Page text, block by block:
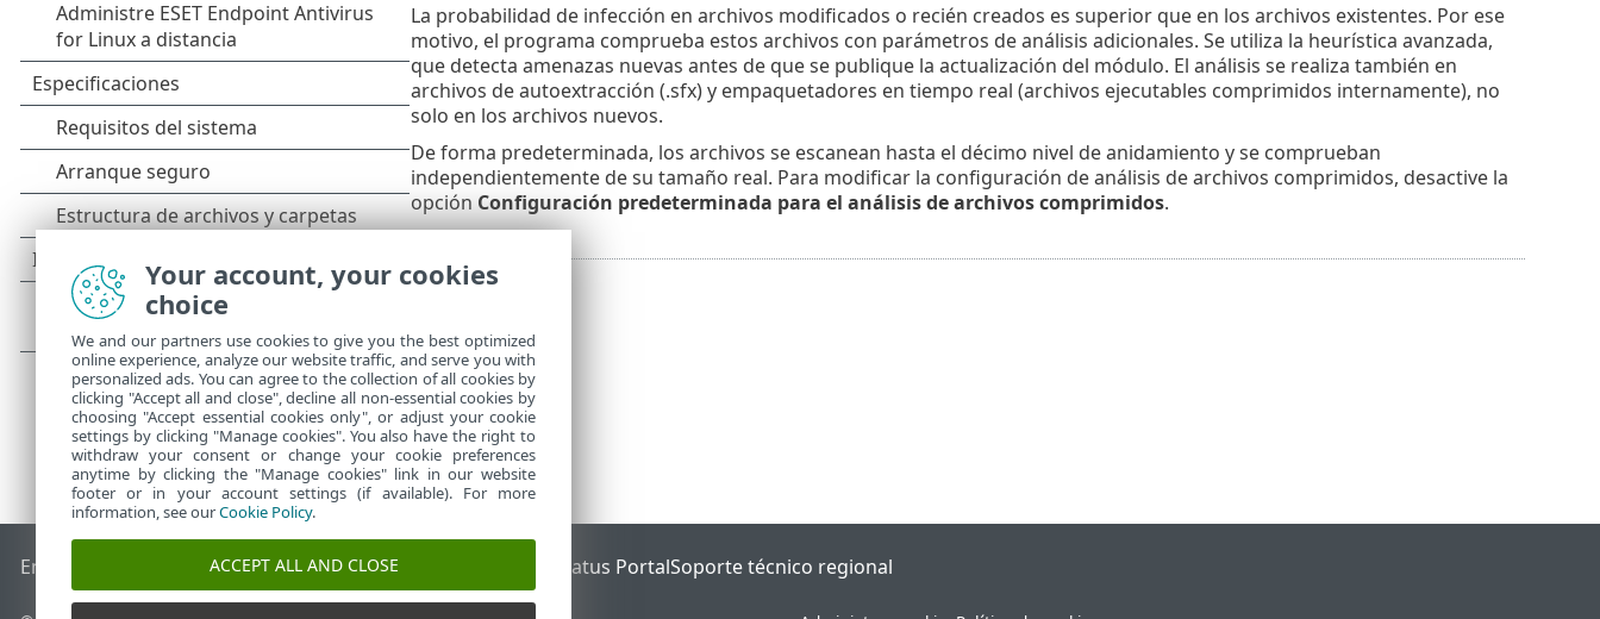
La probabilidad de infección en archivos modificados o recién creados es superior que en los archivos existentes. Por ese
motivo, el programa comprueba estos archivos con parámetros de análisis adicionales. Se utiliza la heurística avanzada,
que detecta amenazas nuevas antes de que se publique la actualización del módulo. El análisis se realiza también en
archivos de autoextracción (.sfx) y empaquetadores en tiempo real (archivos ejecutables comprimidos internamente), no
solo en los archivos nuevos.
De forma predeterminada, los archivos se escanean hasta el décimo nivel de anidamiento y se comprueban
independientemente de su tamaño real. Para modificar la configuración de análisis de archivos comprimidos, desactive la
opción Configuración predeterminada para el análisis de archivos comprimidos.
End of Life Base de conocimiento de ESETForo de ESET ESET Status PortalSoporte técnico regional
Your account, your cookies
choice
We and our partners use cookies to give you the best optimized
online experience, analyze our website traffic, and serve you with
personalized ads. You can agree to the collection of all cookies by
clicking "Accept all and close", decline all non-essential cookies by
choosing "Accept essential cookies only", or adjust your cookie
settings by clicking "Manage cookies". You also have the right to
withdraw your consent or change your cookie preferences
anytime by clicking the "Manage cookies" link in our website
footer or in your account settings (if available). For more
information, see ourCookie Policy.
ACCEPT ALL AND CLOSE